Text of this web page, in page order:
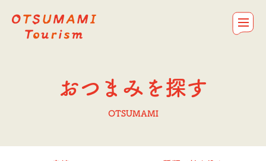
OTSUMAMI Tourism
おつまみを探す
コラム＆レシピ
私たちについて
おつまみを探す
OTSUMAMI